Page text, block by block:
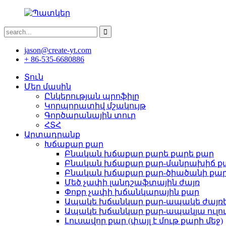
jason@create-yt.com
+ 86-535-6680886
Տուն
Մեր մասին
Ընկերության պրոֆիլը
Կորպորատիվ մշակույթ
Գործարանային տուր
ՀՏՀ
Արտադրանք
Խճաքար քար
Բնական խճաքար քարե քարե քար
Բնական խճաքար քար-մանրախիճ
Բնական խճաքար քար-ծիածանի
Մեծ չափի լանդշաֆտային ժայռ
Փոքր չափի խճանկարային քար
Ապակե խճանկար քար-ապակե
Ապակե խճանկար քար-ապակյա
Լուսավոր քար (փայլ է մութ քարի մեջ)